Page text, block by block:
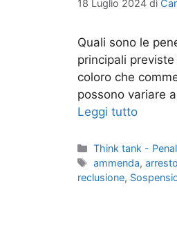
18 Luglio 2024 di
Quali sono le
principali
coloro che
possono variare
Leggi tutto
Categorie
Think tank -
Tag
ammenda,arresto
reclusione,